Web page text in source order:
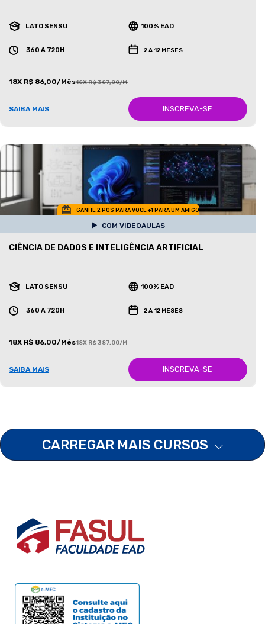
LATO SENSU 100% EAD
360 A 720H 2 A 12 MESES
18X R$ 86,00/Mês18X R$ 387,00/Mês
SAIBA MAIS INSCREVA-SE
GANHE 2 POS PARA VOCE +1 PARA UM AMIGO
COM VIDEOAULAS
CIÊNCIA DE DADOS E INTELIGÊNCIA ARTIFICIAL
LATO SENSU 100% EAD
360 A 720H 2 A 12 MESES
18X R$ 86,00/Mês18X R$ 387,00/Mês
SAIBA MAIS INSCREVA-SE
CARREGAR MAIS CURSOS